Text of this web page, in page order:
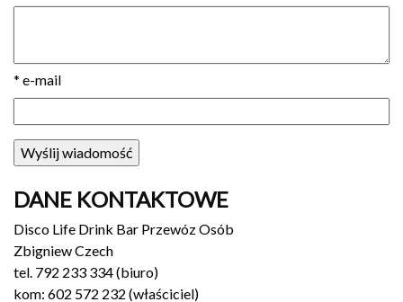
* e-mail
DANE KONTAKTOWE
Disco Life Drink Bar Przewóz Osób
Zbigniew Czech
tel. 792 233 334 (biuro)
kom: 602 572 232 (właściciel)